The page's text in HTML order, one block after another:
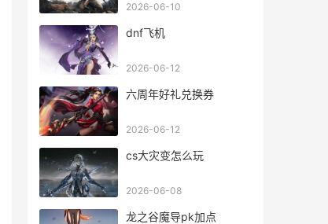
2026-06-10
dnf飞机
2026-06-12
六周年好礼兑换券
2026-06-12
cs大灾变怎么玩
2026-06-08
龙之谷魔导pk加点